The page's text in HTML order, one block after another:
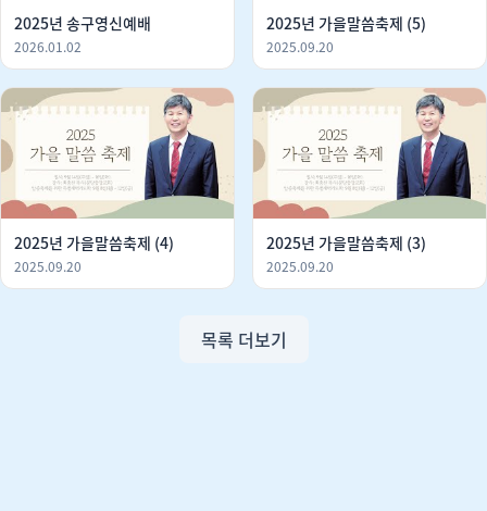
2025년 송구영신예배
2026.01.02
2025년 가을말씀축제 (5)
2025.09.20
2025년 가을말씀축제 (4)
2025.09.20
2025년 가을말씀축제 (3)
2025.09.20
목록 더보기